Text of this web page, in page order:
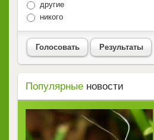
другие
никого
Голосовать Результаты
Популярные новости